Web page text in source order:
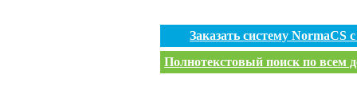
Заказать систему
Полнотекстовый поиск по всем